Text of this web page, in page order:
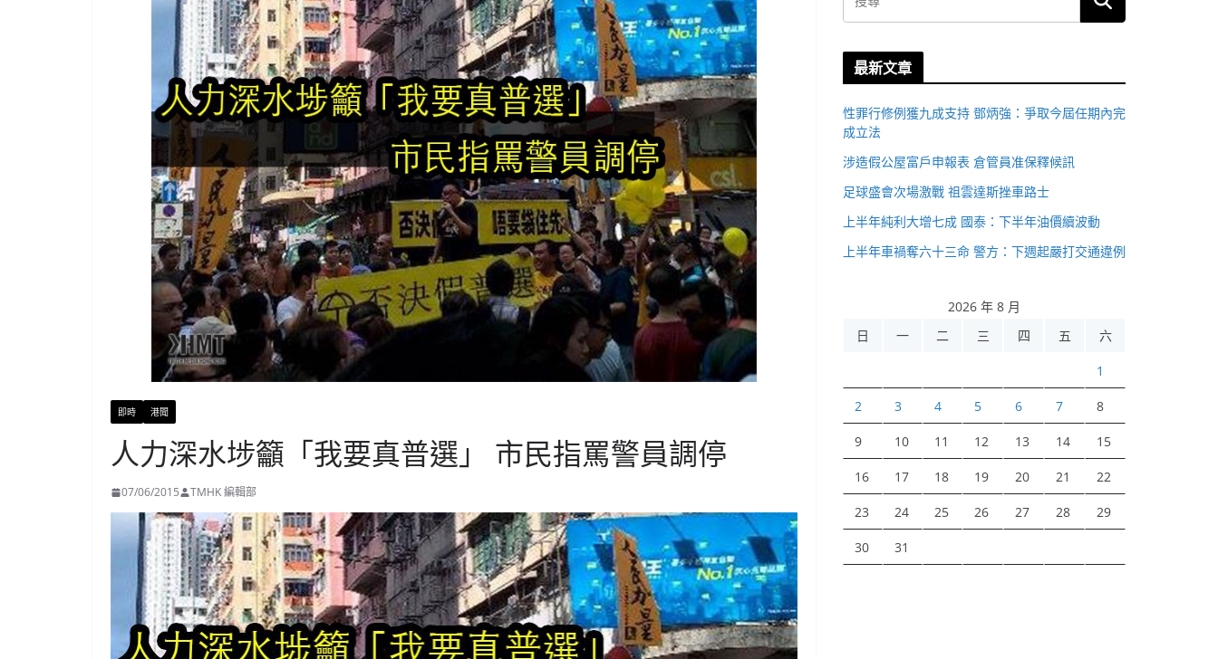
即時 港聞
人力深水埗籲「我要真普選」 市民指罵警員調停
07/06/2015 TMHK 編輯部
最新文章
性罪行修例獲九成支持 鄧炳強：爭取今屆任期內完
成立法
涉造假公屋富戶申報表 倉管員准保釋候訊
足球盛會次場激戰 祖雲達斯挫車路士
上半年純利大增七成 國泰：下半年油價續波動
上半年車禍奪六十三命 警方：下週起嚴打交通違例
2026 年 8 月
日
一 二 三 四 五 六
1
2 3 4 5 6 7 8
9 10 11 12 13 14 15
16 17 18 19 20 21 22
23 24 25 26 27 28 29
30 31